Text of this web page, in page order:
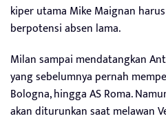
kiper utama Mike Maignan
berpotensi absen lama.
Milan sampai mendatangkan
yang sebelumnya pernah
Bologna, hingga AS Roma.
akan diturunkan saat melawan